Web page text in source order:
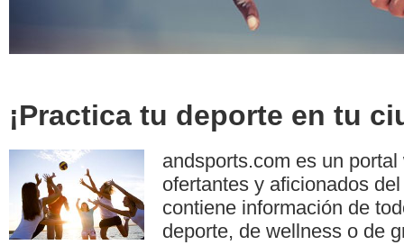
¡Practica tu deporte en tu
andsports.com es un
ofertantes y aficionados
contiene información de
deporte, de wellness o de